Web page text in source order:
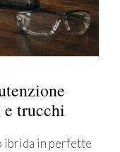
trucchi
ibrida in perfette